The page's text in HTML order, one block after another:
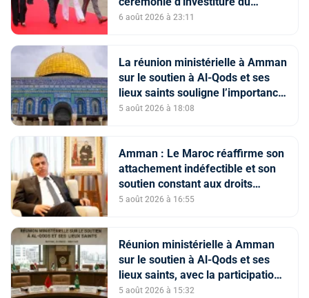
nouveau président colombien
6 août 2026 à 23:11
La réunion ministérielle à Amman
sur le soutien à Al-Qods et ses
lieux saints souligne l’importance
du rôle du Comité Al Qods
5 août 2026 à 18:08
Amman : Le Maroc réaffirme son
attachement indéfectible et son
soutien constant aux droits
légitimes du peuple palestinien
5 août 2026 à 16:55
Réunion ministérielle à Amman
sur le soutien à Al-Qods et ses
lieux saints, avec la participation
du Maroc
5 août 2026 à 15:32